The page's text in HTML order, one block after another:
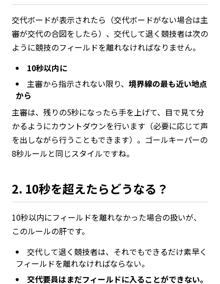
交代ボードが表示されたら（交代ボードがない場合は主
審が交代の合図をしたら）、交代して退く競技者は次の
ように競技のフィールドを離れなければなりません。
10秒以内に
主審から指示されない限り、 境界線の最も近い地点
から
主審は、残りの5秒になったら手を上げて、目で見て分
かるようにカウントダウンを行います（必要に応じて声
を出しながら行うこともできます）。ゴールキーパーの
8秒ルールと同じスタイルですね。
2. 10秒を超えたらどうなる？
10秒以内にフィールドを離れなかった場合の扱いが、
このルールの肝です。
交代して退く競技者は、それでもできるだけ素早く
フィールドを離れなければならない。
交代要員はまだフィールドに入ることができない。